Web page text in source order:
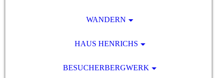
WANDERN
HAUS HENRICHS
BESUCHERBERGWERK